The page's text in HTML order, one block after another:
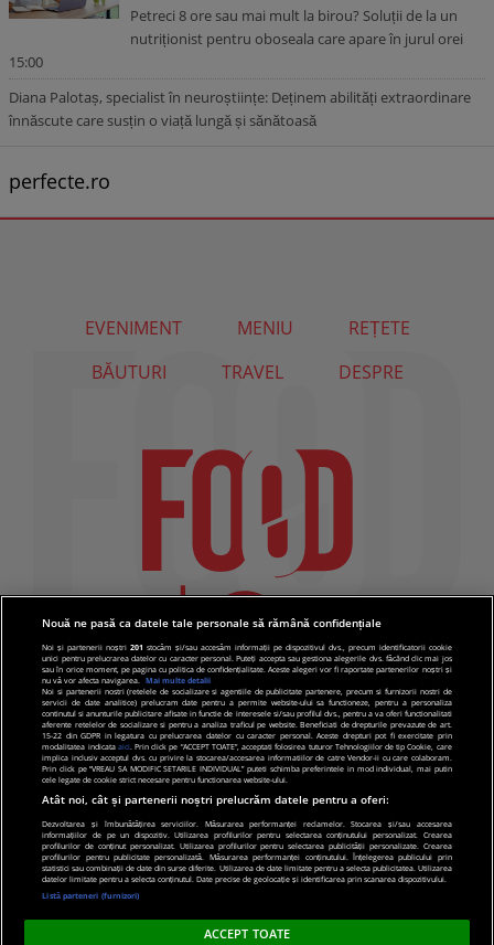
Petreci 8 ore sau mai mult la birou? Soluții de la un
nutriționist pentru oboseala care apare în jurul orei
15:00
Diana Palotaș, specialist în neuroștiințe: Deținem abilități extraordinare
înnăscute care susțin o viață lungă și sănătoasă
perfecte.ro
EVENIMENT MENIU
REȚETE
BĂUTURI
TRAVEL DESPRE
© 2019 PRO TV S.R.L |Politica de Cookie|Politica
de confidentialitate
Nouă ne pasă ca datele tale personale să rămână confidențiale
Noi și partenerii noștri201 stocăm și/sau accesăm informații pe dispozitivul dvs., precum identificatorii cookie
unici pentru prelucrarea datelor cu caracter personal. Puteți accepta sau gestiona alegerile dvs. făcând clic mai jos
sau în orice moment, pe pagina cu politica de confidențialitate. Aceste alegeri vor fi raportate partenerilor noștri și
nu vă vor afecta navigarea.
Mai multe detalii
Noi si partenerii nostri (retelele de socializare si agentiile de publicitate partenere, precum si furnizorii nostri de
servicii de date analitice) prelucram date pentru a permite website-ului sa functioneze, pentru a personaliza
continutul si anunturile publicitare afisate in functie de interesele si/sau profilul dvs., pentru a va oferi functionalitati
aferente retelelor de socializare si pentru a analiza traficul pe website. Beneficiati de drepturile prevazute de art.
15-22 din GDPR in legatura cu prelucrarea datelor cu caracter personal. Aceste drepturi pot fi exercitate prin
modalitatea indicata aici. Prin click pe “ACCEPT TOATE”, acceptati folosirea tuturor Tehnologiilor de tip Cookie, care
implica inclusiv acceptul dvs. cu privire la stocarea/accesarea informatiilor de catre Vendor-ii cu care colaboram.
Prin click pe “VREAU SA MODIFIC SETARILE INDIVIDUAL” puteti schimba preferintele in mod individual, mai putin
cele legate de cookie strict necesare pentru functionarea website-ului.
Atât noi, cât și partenerii noștri prelucrăm datele pentru a oferi:
Dezvoltarea și îmbunătățirea serviciilor. Măsurarea performanței reclamelor. Stocarea și/sau accesarea
informațiilor de pe un dispozitiv. Utilizarea profilurilor pentru selectarea conținutului personalizat. Crearea
profilurilor de conținut personalizat. Utilizarea profilurilor pentru selectarea publicității personalizate. Crearea
profilurilor pentru publicitate personalizată. Măsurarea performanței conținutului. Înțelegerea publicului prin
statistici sau combinații de date din surse diferite. Utilizarea de date limitate pentru a selecta publicitatea. Utilizarea
datelor limitate pentru a selecta conținutul. Date precise de geolocație și identificarea prin scanarea dispozitivului.
Listă parteneri (furnizori)
ACCEPT TOATE